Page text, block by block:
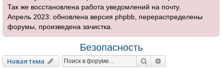
Так же восстановлена работа уведомлений на почту.
Апрель 2023: обновлена версия phpbb, перераспределены
форумы, произведена зачистка.
Безопасность
Новая тема Поиск